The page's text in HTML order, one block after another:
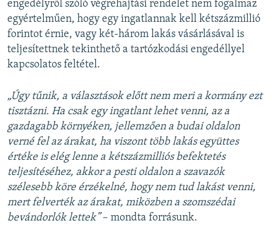
engedélyről szóló végrehajtási rendelet nem fogalmaz
egyértelműen, hogy egy ingatlannak kell kétszázmillió
forintot érnie, vagy két-három lakás vásárlásával is
teljesítettnek tekinthető a tartózkodási engedéllyel
kapcsolatos feltétel.
„Úgy tűnik, a választások előtt nem meri a kormány ezt
tisztázni. Ha csak egy ingatlant lehet venni, az a
gazdagabb környéken, jellemzően a budai oldalon
verné fel az árakat, ha viszont több lakás együttes
értéke is elég lenne a kétszázmilliós befektetés
teljesítéséhez, akkor a pesti oldalon a szavazók
szélesebb köre érzékelné, hogy nem tud lakást venni,
mert felverték az árakat, miközben a szomszédai
bevándorlók lettek” – mondta forrásunk.